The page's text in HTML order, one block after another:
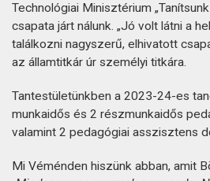
Technológiai Minisztérium
csapata járt nálunk. „Jó volt látni a
találkozni nagyszerű, elhivatott
az államtitkár úr személyi titkára.
Tantestületünkben a 2023-24-es
munkaidős és 2 részmunkaidős
valamint 2 pedagógiai asszisztens
Mi Véménden hiszünk abban, amit